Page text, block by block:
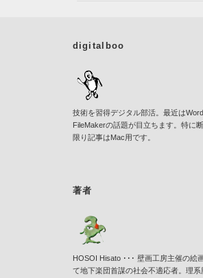
digitalboo
技術を習得デジタル部活。最近は
FileMakerの話題が目立ちます。特に
限り記事はMac用です。
著者
HOSOI Hisato ･･･ 壁画工房主催の絵
て地下楽団首謀の社会不適応者。理系